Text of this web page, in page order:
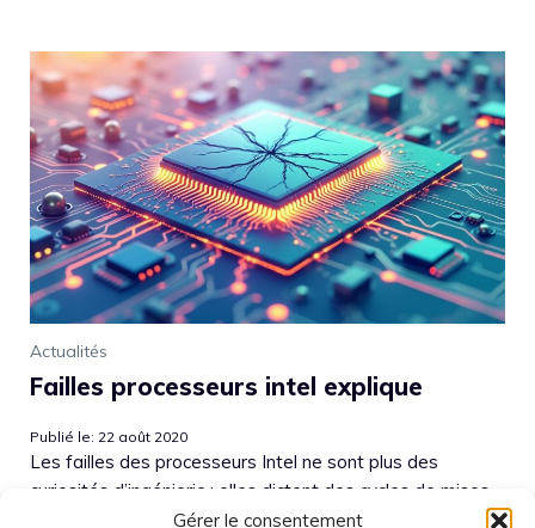
Gérer le consentement
Actualités
Failles processeurs intel explique
Publié le: 22 août 2020
Les failles des processeurs Intel ne sont plus des
curiosités d’ingénierie : elles dictent des cycles de mises
à jour, bousculent les feuilles de route des DSI et